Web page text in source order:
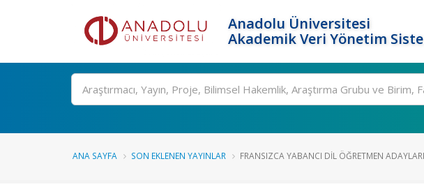
Anadolu Üniversitesi
Akademik Veri Yönetim
Ara
ANA SAYFA SON EKLENEN YAYINLAR FRANSIZCA YABANCI DIL ÖĞRETMEN